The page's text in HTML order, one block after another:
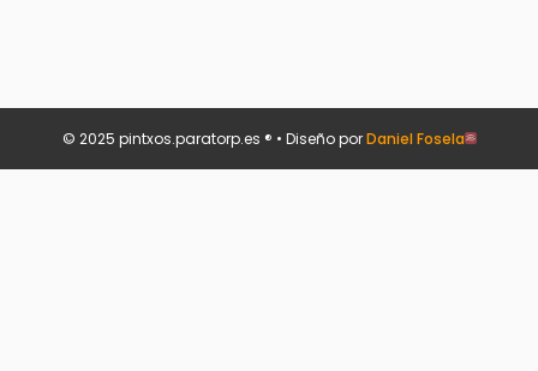
© 2025 pintxos.paratorp.es ® • Diseño porDaniel Fosela